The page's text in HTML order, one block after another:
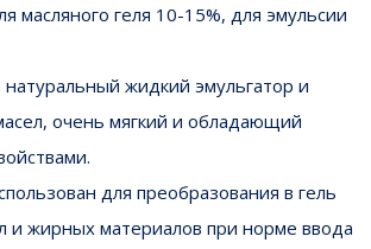
масляного геля 10-15%, для эмульсии
натуральный жидкий эмульгатор и
очень мягкий и обладающий
для преобразования в гель
и жирных материалов при норме ввода